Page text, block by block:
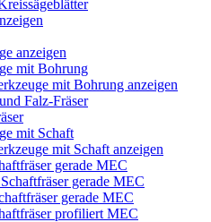
anzeigen
mit Bohrung
mit Bohrung anzeigen
Falz-Fräser
mit Schaft
mit Schaft anzeigen
gerade MEC
gerade MEC
gerade MEC
profiliert MEC